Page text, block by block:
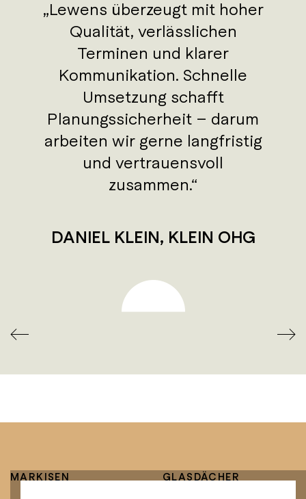
Lewens überzeugt mit hoher
Qualität, verlässlichen
Terminen und klarer
Kommunikation. Schnelle
Umsetzung schafft
Planungssicherheit – darum
arbeiten wir gerne langfristig
und vertrauensvoll
zusammen.
DANIEL KLEIN, KLEIN OHG
MARKISEN
GLASDÄCHER